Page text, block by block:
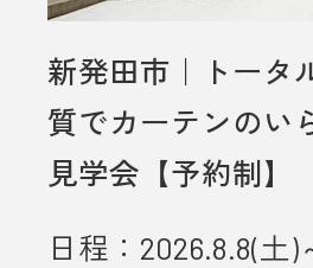
・未成年者様の
・弊社のアンケ
とが条件となり
■ 個人情報の取
新発田市｜トータ
質でカーテンのい
見学会【予約制】
日程：2026.8.8(土